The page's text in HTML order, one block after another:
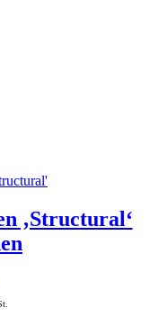
‚Structural‘